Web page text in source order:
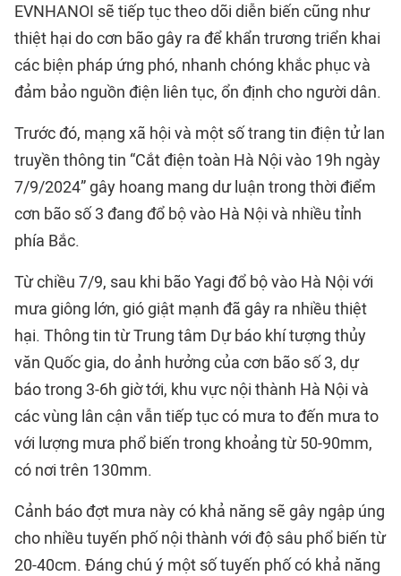
EVNHANOI sẽ tiếp tục theo dõi diễn biến cũng như
thiệt hại do cơn bão gây ra để khẩn trương triển khai
các biện pháp ứng phó, nhanh chóng khắc phục và
đảm bảo nguồn điện liên tục, ổn định cho người dân.
Trước đó, mạng xã hội và một số trang tin điện tử lan
truyền thông tin “Cắt điện toàn Hà Nội vào 19h ngày
7/9/2024” gây hoang mang dư luận trong thời điểm
cơn bão số 3 đang đổ bộ vào Hà Nội và nhiều tỉnh
phía Bắc.
Từ chiều 7/9, sau khi bão Yagi đổ bộ vào Hà Nội với
mưa giông lớn, gió giật mạnh đã gây ra nhiều thiệt
hại. Thông tin từ Trung tâm Dự báo khí tượng thủy
văn Quốc gia, do ảnh hưởng của cơn bão số 3, dự
báo trong 3-6h giờ tới, khu vực nội thành Hà Nội và
các vùng lân cận vẫn tiếp tục có mưa to đến mưa to
với lượng mưa phổ biến trong khoảng từ 50-90mm,
có nơi trên 130mm.
Cảnh báo đợt mưa này có khả năng sẽ gây ngập úng
cho nhiều tuyến phố nội thành với độ sâu phổ biến từ
20-40cm. Đáng chú ý một số tuyến phố có khả năng